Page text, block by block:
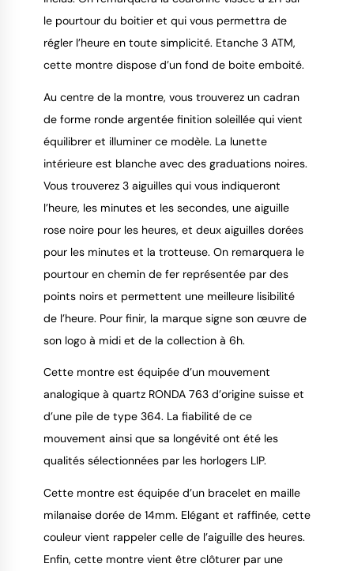
le pourtour du boitier et qui vous permettra de
régler l’heure en toute simplicité. Etanche 3 ATM,
cette montre dispose d’un fond de boite emboité.
Au centre de la montre, vous trouverez un cadran
de forme ronde argentée finition soleillée qui vient
équilibrer et illuminer ce modèle. La lunette
intérieure est blanche avec des graduations noires.
Vous trouverez 3 aiguilles qui vous indiqueront
l’heure, les minutes et les secondes, une aiguille
rose noire pour les heures, et deux aiguilles dorées
pour les minutes et la trotteuse. On remarquera le
pourtour en chemin de fer représentée par des
points noirs et permettent une meilleure lisibilité
de l’heure. Pour finir, la marque signe son œuvre de
son logo à midi et de la collection à 6h.
Cette montre est équipée d’un mouvement
analogique à quartz RONDA 763 d’origine suisse et
d’une pile de type 364. La fiabilité de ce
mouvement ainsi que sa longévité ont été les
qualités sélectionnées par les horlogers LIP.
Cette montre est équipée d’un bracelet en maille
milanaise dorée de 14mm. Elégant et raffinée, cette
couleur vient rappeler celle de l’aiguille des heures.
Enfin, cette montre vient être clôturer par une